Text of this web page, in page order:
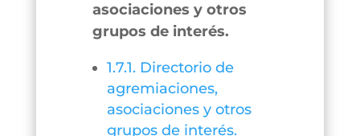
asociaciones y otros
grupos de interés.
1.7.1. Directorio de
agremiaciones,
asociaciones y otros
grupos de interés.